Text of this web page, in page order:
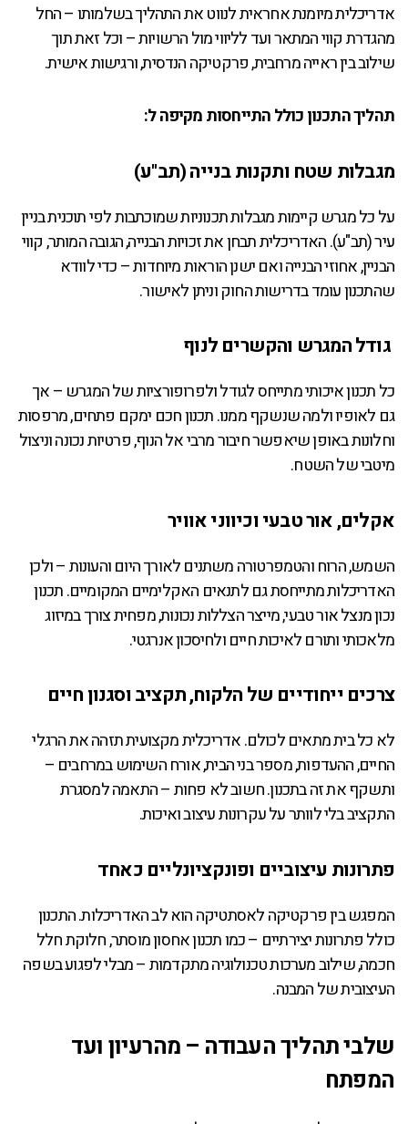
אדריכלית מיומנת אחראית לנווט את התהליך בשלמותו – החל
מהגדרת קווי המתאר ועד לליווי מול הרשויות – וכל זאת תוך
שילוב בין ראייה מרחבית, פרקטיקה הנדסית, ורגישות אישית.
תהליך התכנון כולל התייחסות מקיפה ל:
מגבלות שטח ותקנות בנייה (תב"ע)
על כל מגרש קיימות מגבלות תכנוניות שמוכתבות לפי תוכנית בניין
עיר (תב"ע). האדריכלית תבחן את זכויות הבנייה, הגובה המותר, קווי
הבניין, אחוזי הבנייה ואם ישנן הוראות מיוחדות – כדי לוודא
שהתכנון עומד בדרישות החוק וניתן לאישור.
גודל המגרש והקשרים לנוף
כל תכנון איכותי מתייחס לגודל ולפרופורציות של המגרש – אך
גם לאופיו ולמה שנשקף ממנו. תכנון חכם ימקם פתחים, מרפסות
וחלונות באופן שיאפשר חיבור מרבי אל הנוף, פרטיות נכונה וניצול
מיטבי של השטח.
אקלים, אור טבעי וכיווני אוויר
השמש, הרוח והטמפרטורה משתנים לאורך היום והעונות – ולכן
האדריכלות מתייחסת גם לתנאים האקלימיים המקומיים. תכנון
נכון מנצל אור טבעי, מייצר הצללות נכונות, מפחית צורך במיזוג
מלאכותי ותורם לאיכות חיים ולחיסכון אנרגטי.
צרכים ייחודיים של הלקוח, תקציב וסגנון חיים
לא כל בית מתאים לכולם. אדריכלית מקצועית תזהה את הרגלי
החיים, ההעדפות, מספר בני הבית, אורח השימוש במרחבים –
ותשקף את זה בתכנון. חשוב לא פחות – התאמה למסגרת
התקציב בלי לוותר על עקרונות עיצוב ואיכות.
פתרונות עיצוביים ופונקציונליים כאחד
המפגש בין פרקטיקה לאסתטיקה הוא לב האדריכלות. התכנון
כולל פתרונות יצירתיים – כמו תכנון אחסון מוסתר, חלוקת חלל
חכמה, שילוב מערכות טכנולוגיה מתקדמות – מבלי לפגוע בשפה
העיצובית של המבנה.
שלבי תהליך העבודה – מהרעיון ועד
המפתח